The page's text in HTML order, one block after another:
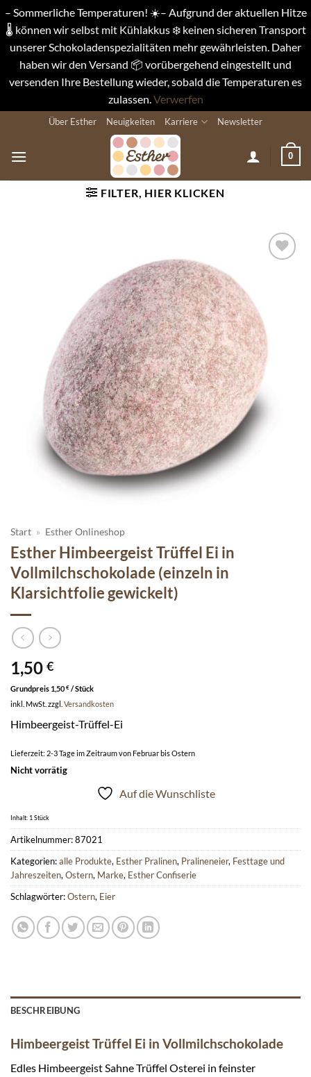
– Sommerliche Temperaturen! ☀️– Aufgrund der aktuellen Hitze
🌡️ können wir selbst mit Kühlakkus ❄️ keinen sicheren Transport
unserer Schokoladenspezialitäten mehr gewährleisten. Daher
haben wir den Versand 📦 vorübergehend eingestellt und
versenden Ihre Bestellung wieder, sobald die Temperaturen es
zulassen.Verwerfen
springen
Über Esther Neuigkeiten Karriere Newsletter
0
FILTER, HIER KLICKEN
Wunschliste
Start » Esther Onlineshop
Esther Himbeergeist Trüffel Ei in
Vollmilchschokolade (einzeln in
Klarsichtfolie gewickelt)
1,50 €
Grundpreis 1,50 € /Stück
inkl. MwSt. zzgl. Versandkosten
Himbeergeist-Trüffel-Ei
Lieferzeit: 2-3 Tage im Zeitraum von Februar bis Ostern
Nicht vorrätig
Auf die Wunschliste
Inhalt: 1 Stück
Artikelnummer:87021
Kategorien:alle Produkte, Esther Pralinen, Pralineneier, Festtage und
Jahreszeiten, Ostern, Marke, Esther Confiserie
Schlagwörter:Ostern, Eier
BESCHREIBUNG
Himbeergeist Trüffel Ei in Vollmilchschokolade
Edles Himbeergeist Sahne Trüffel Osterei in feinster